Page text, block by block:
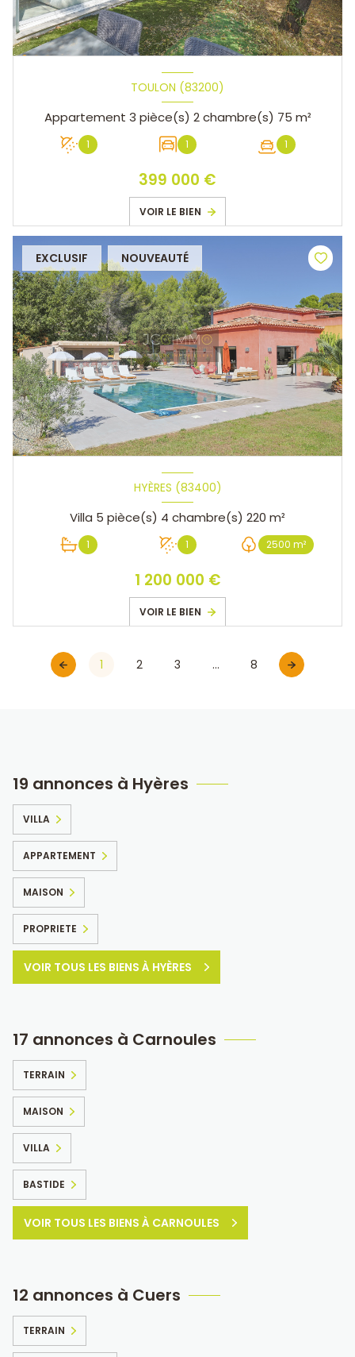
TOULON (83200)
Appartement 3 pièce(s) 2 chambre(s) 75 m²
1 1 1
399 000 €
VOIR LE BIEN
EXCLUSIF NOUVEAUTÉ
HYÈRES (83400)
Villa 5 pièce(s) 4 chambre(s) 220 m²
1 1 2500 m²
1 200 000 €
VOIR LE BIEN
1 2 3 ... 8
19 annonces à Hyères
VILLA
APPARTEMENT
MAISON
PROPRIETE
VOIR TOUS LES BIENS À HYÈRES
17 annonces à Carnoules
TERRAIN
MAISON
VILLA
BASTIDE
VOIR TOUS LES BIENS À CARNOULES
12 annonces à Cuers
TERRAIN